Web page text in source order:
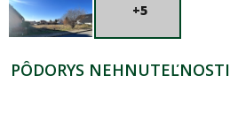
+5
PÔDORYS NEHNUTEĽNOSTI